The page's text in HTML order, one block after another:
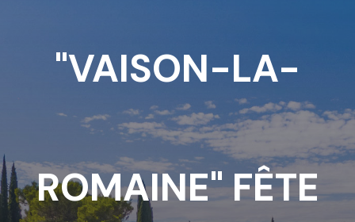
"VAISON-LA-
ROMAINE" FÊTE